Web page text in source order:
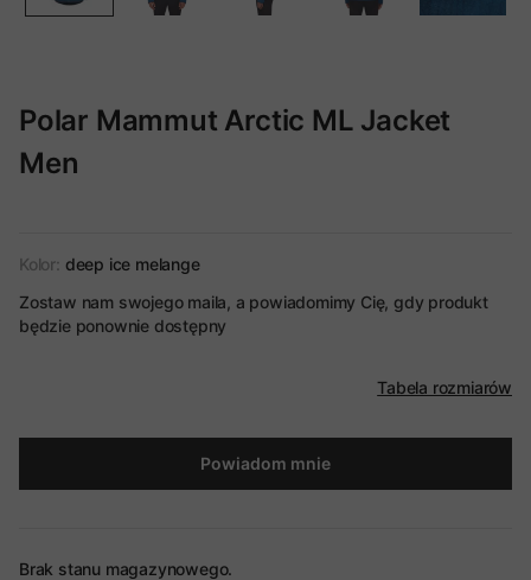
Polar Mammut Arctic ML Jacket
Men
Kolor: deep ice melange
Zostaw nam swojego maila, a powiadomimy Cię, gdy produkt
będzie ponownie dostępny
Tabela rozmiarów
Powiadom mnie
Brak stanu magazynowego.